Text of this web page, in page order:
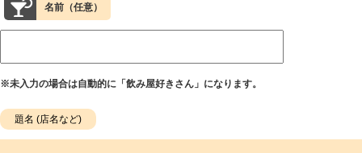
名前（任意）
※未入力の場合は自動的に「飲み屋好きさん」になります。